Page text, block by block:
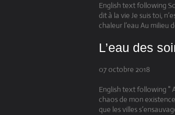
English text following
dit à la vie Je suis toi,
chaleur l’eau Au milieu
L’eau des
07 octobre 2018
English text following "
chaos de mon
que les villes